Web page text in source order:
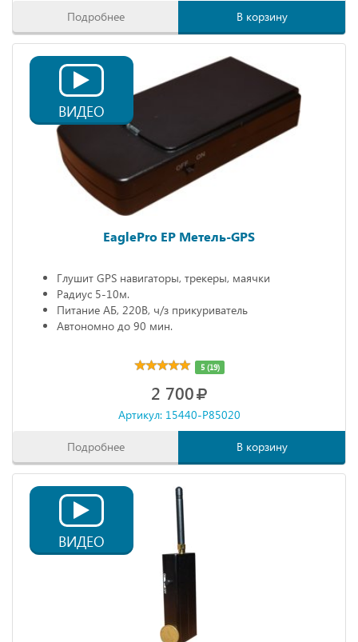
Подробнее В корзину
ВИДЕО
EaglePro EP Метель-GPS
Глушит GPS навигаторы, трекеры, маячки
Радиус 5-10м.
Питание АБ, 220В, ч/з прикуриватель
Автономно до 90 мин.
5 (19)
2 700
Артикул: 15440-P85020
Подробнее В корзину
ВИДЕО